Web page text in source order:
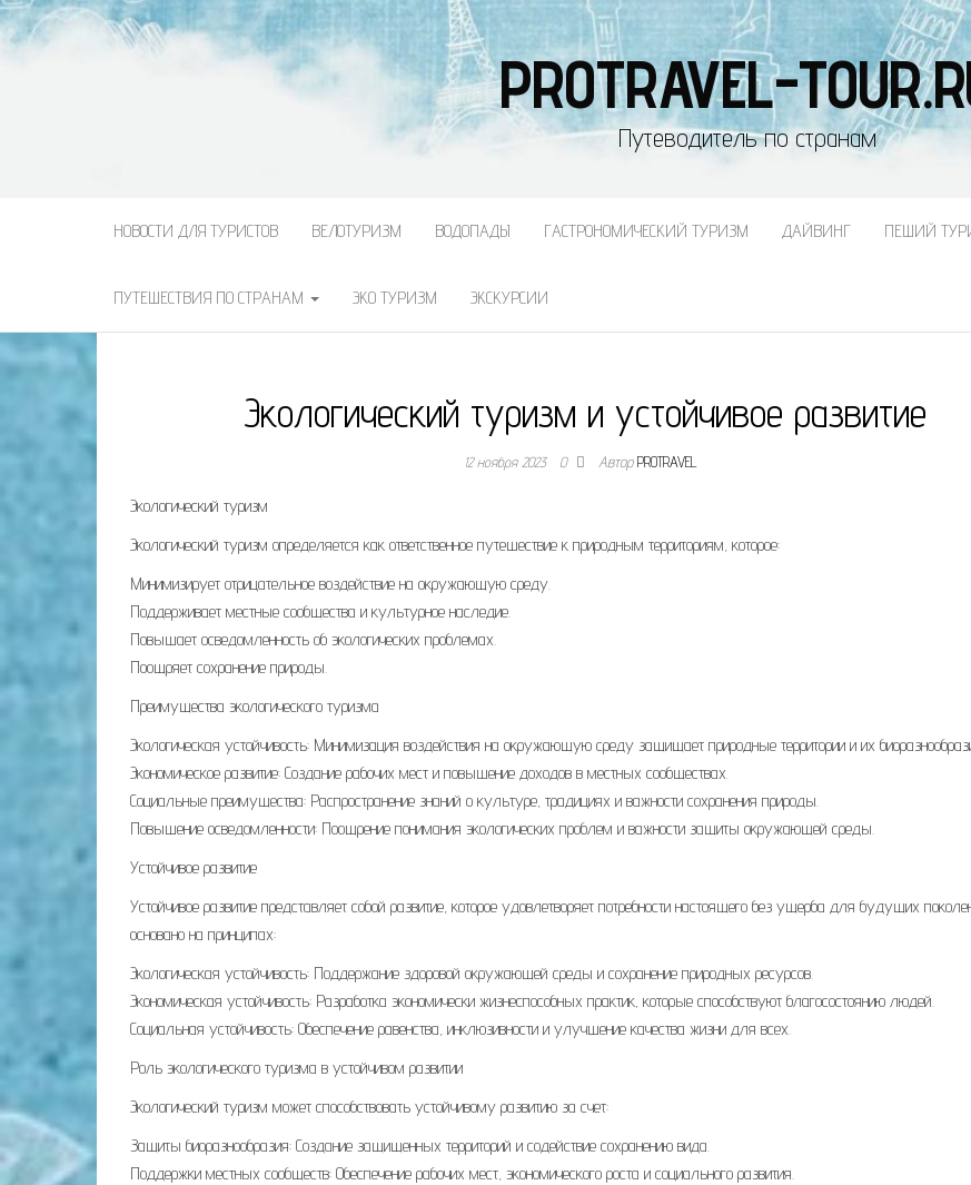
PROTRAVEL-
Путеводитель по странам
НОВОСТИ ДЛЯ ТУРИСТОВ ВЕЛОТУРИЗМ ВОДОПАДЫ ГАСТРОНОМИЧЕСКИЙ ТУРИЗМ ДАЙВИНГ ПЕШИЙ
ПУТЕШЕСТВИЯ ПО СТРАНАМ ЭКО ТУРИЗМ ЭКСКУРСИИ
Экологический туризм и устойчивое развитие
12 ноября 2023 0 АвторPROTRAVEL
Экологический туризм
Экологический туризм определяется как ответственное путешествие к природным территориям, которое:
Минимизирует отрицательное воздействие на окружающую среду.
Поддерживает местные сообщества и культурное наследие.
Повышает осведомленность об экологических проблемах.
Поощряет сохранение природы.
Преимущества экологического туризма
Экологическая устойчивость: Минимизация воздействия на окружающую среду защищает природные территории и их
Экономическое развитие: Создание рабочих мест и повышение доходов в местных сообществах.
Социальные преимущества: Распространение знаний о культуре, традициях и важности сохранения природы.
Повышение осведомленности: Поощрение понимания экологических проблем и важности защиты окружающей среды.
Устойчивое развитие
Устойчивое развитие представляет собой развитие, которое удовлетворяет потребности настоящего без ущерба для будущих
основано на принципах:
Экологическая устойчивость: Поддержание здоровой окружающей среды и сохранение природных ресурсов.
Экономическая устойчивость: Разработка экономически жизнеспособных практик, которые способствуют благосостоянию людей.
Социальная устойчивость: Обеспечение равенства, инклюзивности и улучшение качества жизни для всех.
Роль экологического туризма в устойчивом развитии
Экологический туризм может способствовать устойчивому развитию за счет:
Защиты биоразнообразия: Создание защищенных территорий и содействие сохранению вида.
Поддержки местных сообществ: Обеспечение рабочих мест, экономического роста и социального развития.